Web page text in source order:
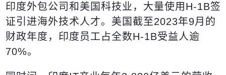
印度外包公司和美国科技业，大量使用 H-1B签
证引进海外技术人才。美国截至2023年9月的
财政年度，印度员工占全数H-1B受益人逾
70%。